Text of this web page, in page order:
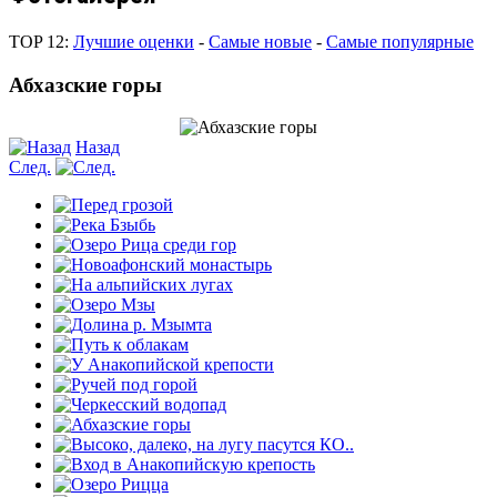
TOP 12: Лучшие оценки - Самые новые - Самые популярные
Абхазские горы
Назад
След.